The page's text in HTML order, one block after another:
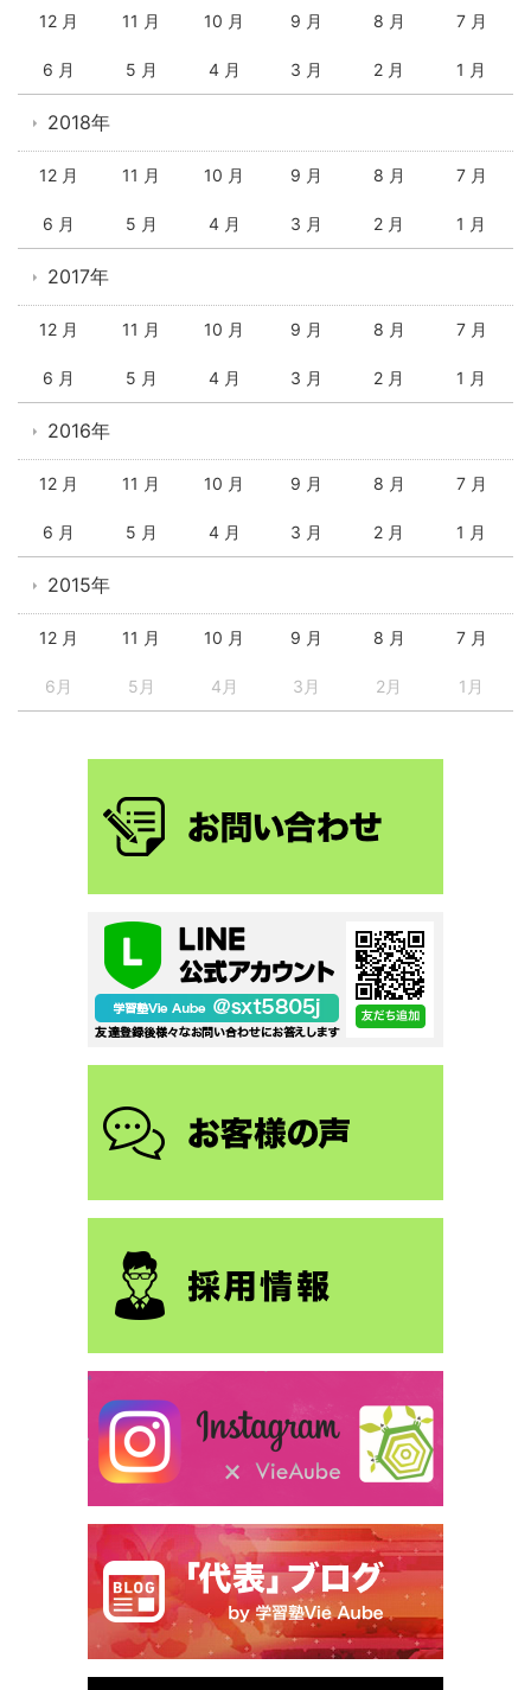
12 月 11 月 10 月 9 月 8 月 7 月
6 月 5 月 4 月 3 月 2 月 1 月
2018年
12 月 11 月 10 月 9 月 8 月 7 月
6 月 5 月 4 月 3 月 2 月 1 月
2017年
12 月 11 月 10 月 9 月 8 月 7 月
6 月 5 月 4 月 3 月 2 月 1 月
2016年
12 月 11 月 10 月 9 月 8 月 7 月
6 月 5 月 4 月 3 月 2 月 1 月
2015年
12 月 11 月 10 月 9 月 8 月 7 月
6月 5月 4月 3月 2月 1月